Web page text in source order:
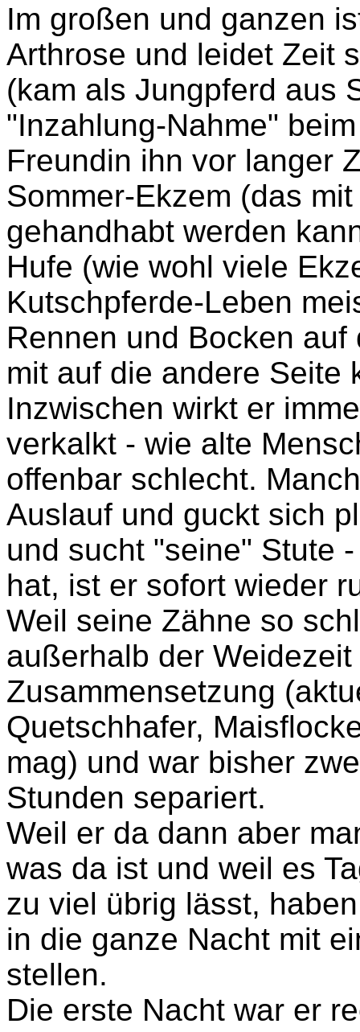
Im großen und ganzen
Arthrose und leidet Zeit
(kam als Jungpferd aus
"Inzahlung-Nahme"
Freundin ihn vor langer
Sommer-Ekzem (das
gehandhabt werden
Hufe (wie wohl viele
Kutschpferde-Leben
Rennen und Bocken
mit auf die andere Seite
Inzwischen wirkt er
verkalkt - wie alte
offenbar schlecht.
Auslauf und guckt sich
und sucht "seine" Stute
hat, ist er sofort wieder
Weil seine Zähne so
außerhalb der
Zusammensetzung
Quetschhafer,
mag) und war bisher
Stunden separiert.
Weil er da dann aber
was da ist und weil es
zu viel übrig lässt,
in die ganze Nacht mit
stellen.
Die erste Nacht war er